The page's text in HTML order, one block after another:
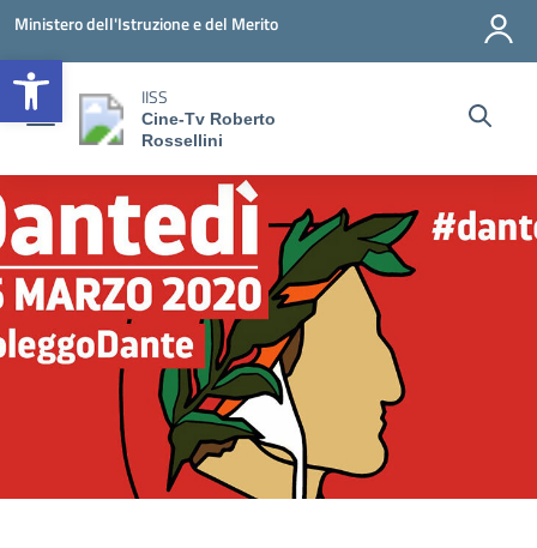
Vai ai contenuti
Vai al menu di navigazione
Vai al footer
Ministero dell'Istruzione e del Merito
IISS
Cine-Tv Roberto
Rossellini
Open toolbar